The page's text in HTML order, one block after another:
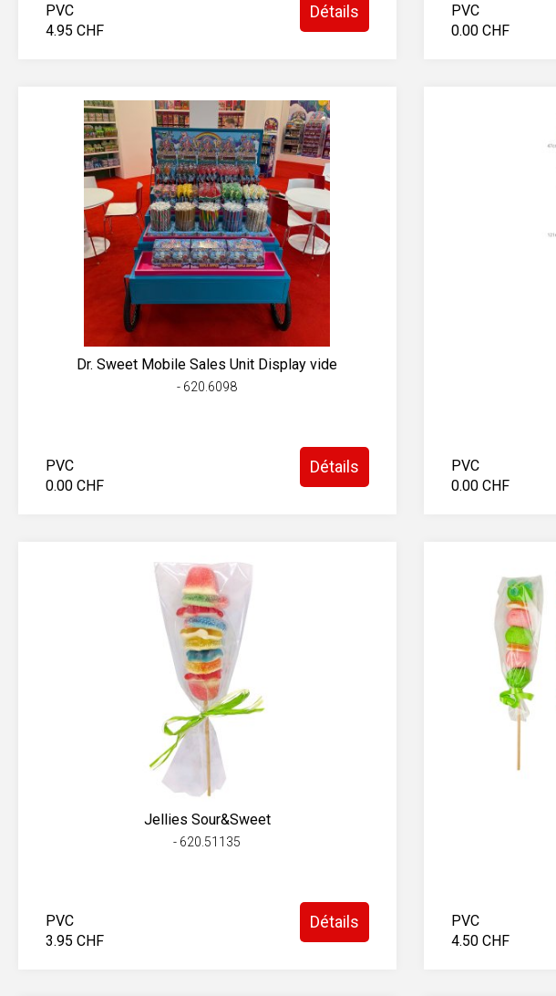
PVC
4.95 CHF
Détails
PVC
0.00 CHF
Dr. Sweet Mobile Sales Unit Display vide
- 620.6098
PVC
0.00 CHF
Détails
PVC
0.00 CHF
Jellies Sour&Sweet
- 620.51135
PVC
3.95 CHF
Détails
PVC
4.50 CHF